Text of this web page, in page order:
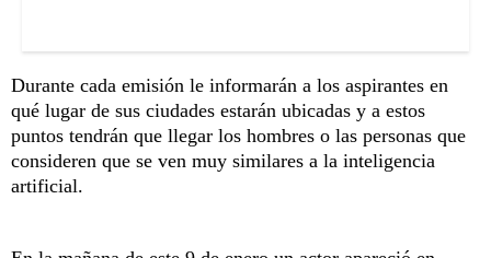
Durante cada emisión le informarán a los aspirantes en
qué lugar de sus ciudades estarán ubicadas y a estos
puntos tendrán que llegar los hombres o las personas que
consideren que se ven muy similares a la inteligencia
artificial.